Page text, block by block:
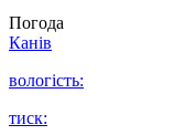
Погода
Канів
вологість:
тиск: